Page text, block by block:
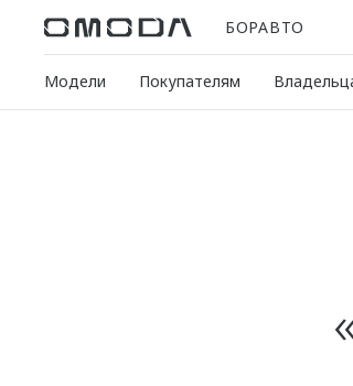
БОРАВТО
Модели Покупателям